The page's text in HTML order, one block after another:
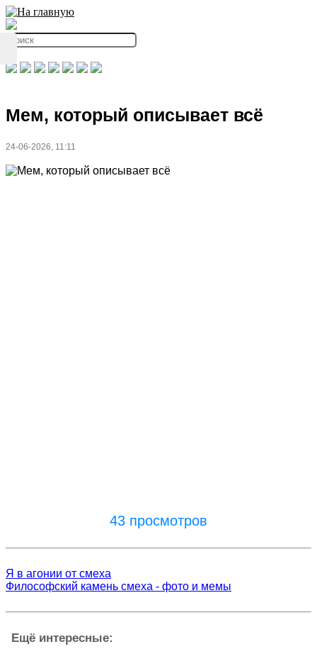
Мем, который описывает всё
24-06-2026, 11:11
43 просмотров
Я в агонии от смеха
Философский камень смеха - фото и мемы
Ещё интересные: